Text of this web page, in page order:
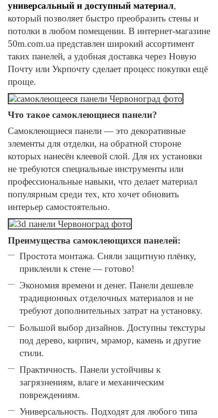
универсальный и доступный материал,
который позволяет быстро преобразить стены и
потолки в любом помещении. В интернет-магазине
50m.com.ua представлен широкий ассортимент
таких панелей, а удобная доставка через Новую
Почту или Укрпочту сделает процесс покупки ещё
проще.
Что такое самоклеющиеся панели?
Самоклеющиеся панели — это декоративные
элементы для отделки, на обратной стороне
которых нанесён клеевой слой. Для их установки
не требуются специальные инструменты или
профессиональные навыки, что делает материал
популярным среди тех, кто хочет обновить
интерьер самостоятельно.
Преимущества самоклеющихся панелей:
Простота монтажа. Сняли защитную плёнку,
приклеили к стене — готово!
Экономия времени и денег. Панели дешевле
традиционных отделочных материалов и не
требуют дополнительных затрат на установку.
Большой выбор дизайнов. Доступны текстуры
под дерево, кирпич, мрамор, камень и другие
стили.
Практичность. Панели устойчивы к
загрязнениям, влаге и механическим
повреждениям.
Универсальность. Подходят для любого типа